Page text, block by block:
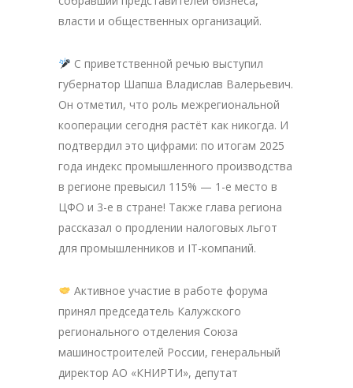
власти и общественных организаций.
С приветственной речью выступил
губернатор Шапша Владислав Валерьевич.
Он отметил, что роль межрегиональной
кооперации сегодня растёт как никогда. И
подтвердил это цифрами: по итогам 2025
года индекс промышленного производства
в регионе превысил 115% — 1-е место в
ЦФО и 3-е в стране! Также глава региона
рассказал о продлении налоговых льгот
для промышленников и IT-компаний.
Активное участие в работе форума
принял председатель Калужского
регионального отделения Союза
машиностроителей России, генеральный
директор АО «КНИРТИ», депутат